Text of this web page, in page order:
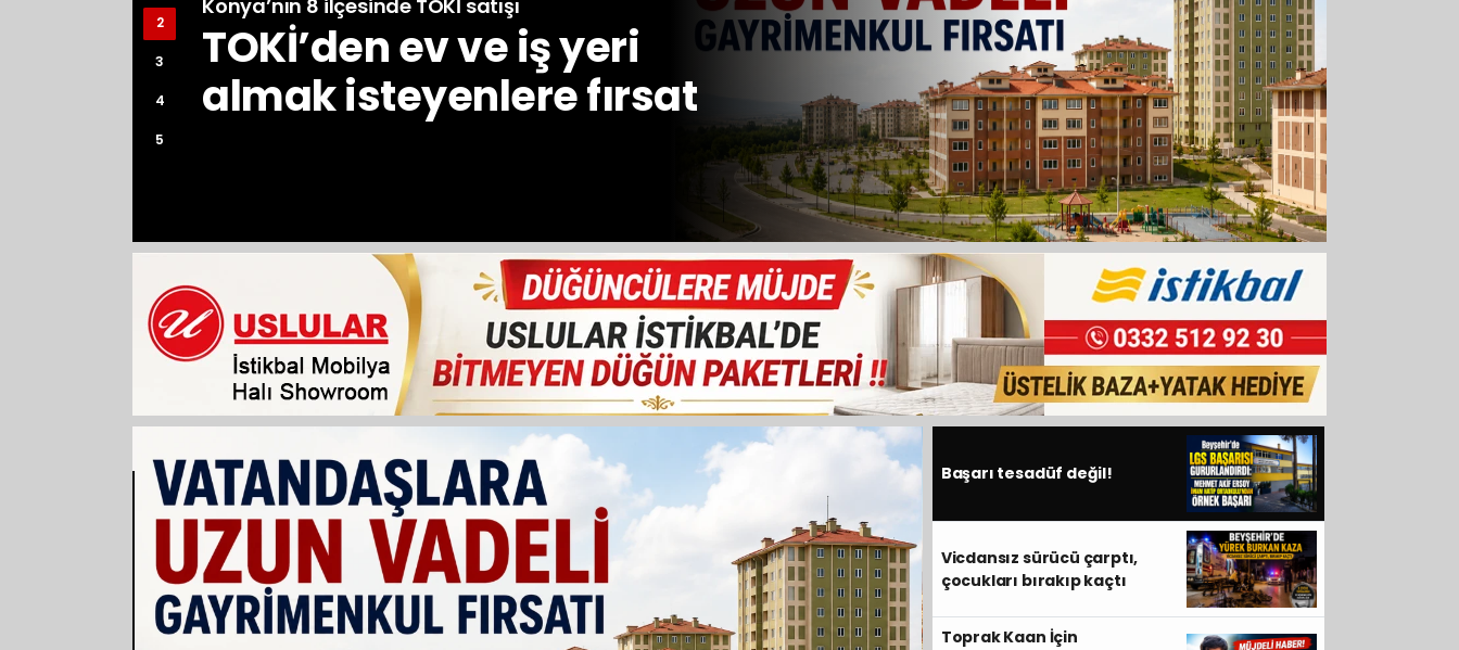
Konya’nın 8 ilçesinde TOKİ satışı
TOKİ’den ev ve iş yeri
almak isteyenlere fırsat
SON DAKİKA
VİDEO
1.500 dekar arazi suyla buluşacak
Bin 500 dekar arazi
suyla buluşacak
2
3
4
5
Başarı tesadüf değil!
Vicdansız sürücü çarptı,
çocukları bırakıp kaçtı
Toprak Kaan İçin